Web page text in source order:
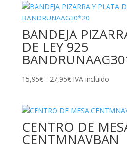
BANDEJA
DE LEY 925
15,95€ - 27,95€Rango
desde
15,95€
hasta
27,95€
IVA incluido
CENTRO DE
CENTMNAVBAN